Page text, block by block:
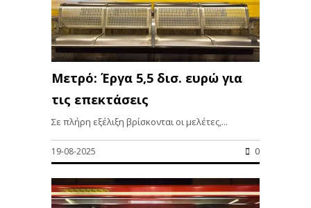
Μετρό: Έργα 5,5 δισ. ευρώ για
τις επεκτάσεις
Σε πλήρη εξέλιξη βρίσκονται οι μελέτες,...
19-08-2025 0